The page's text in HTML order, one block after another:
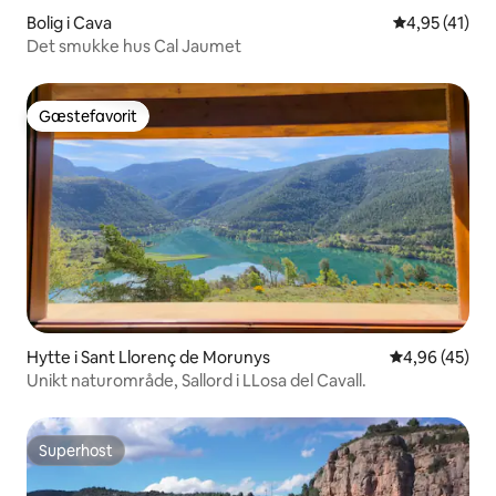
Bolig i Cava 4,95 ud af 5
4,95 (41)
Det smukke hus Cal Jaumet
Gæstefavorit
Gæstefavorit
Hytte i Sant Llorenç de Morunys 4,96 ud af 5 i
4,96 (45)
Unikt naturområde, Sallord i LLosa del Cavall.
Superhost
Superhost